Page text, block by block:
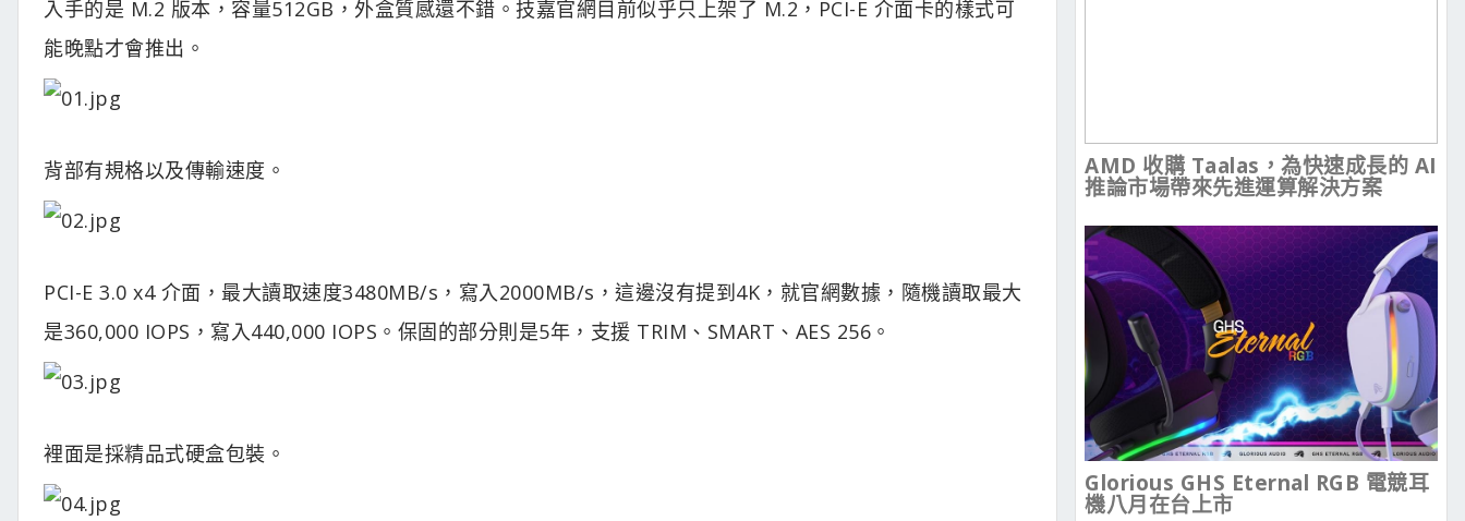
入手的是 M.2 版本，容量512GB，外盒質感還不錯。技嘉官網目前似乎只上架了 M.2，PCI-E 介面卡的樣式可
能晚點才會推出。
背部有規格以及傳輸速度。
PCI-E 3.0 x4 介面，最大讀取速度3480MB/s，寫入2000MB/s，這邊沒有提到4K，就官網數據，隨機讀取最大
是360,000 IOPS，寫入440,000 IOPS。保固的部分則是5年，支援 TRIM、SMART、AES 256。
裡面是採精品式硬盒包裝。
AMD 收購 Taalas，為快速成長的 AI
推論市場帶來先進運算解決方案
Glorious GHS Eternal RGB 電競耳
機八月在台上市